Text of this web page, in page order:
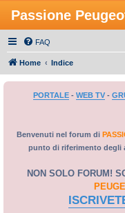
Passione
FAQ
Home Indice
PORTALE- WEB TV-
Benvenuti nel forum di
punto di riferimento degli
NON SOLO FORUM!